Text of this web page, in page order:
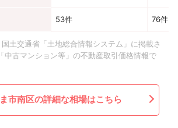
53件 76件
土交通省「土地総合情報システム」に掲載さ
中古マンション等」の不動産取引価格情報で
市南区の詳細な相場はこちら